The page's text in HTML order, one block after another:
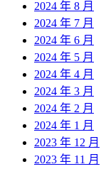
2024 年 8 月
2024 年 7 月
2024 年 6 月
2024 年 5 月
2024 年 4 月
2024 年 3 月
2024 年 2 月
2024 年 1 月
2023 年 12 月
2023 年 11 月